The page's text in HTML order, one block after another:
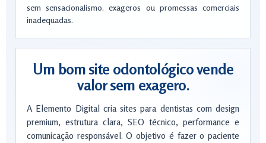
sem sensacionalismo, exageros ou promessas comerciais
inadequadas.
Um bom site odontológico vende
valor sem exagero.
A Elemento Digital cria sites para dentistas com design
premium, estrutura clara, SEO técnico, performance e
comunicação responsável. O objetivo é fazer o paciente